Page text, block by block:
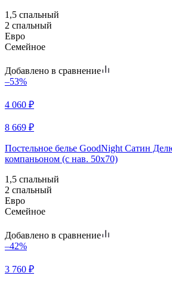
1,5 спальный
2 спальный
Евро
Семейное
Добавлено в сравнение
–53%
4 060 ₽
8 669 ₽
Постельное белье GoodNight Сатин
компаньоном (с нав. 50х70)
1,5 спальный
2 спальный
Евро
Семейное
Добавлено в сравнение
–42%
3 760 ₽